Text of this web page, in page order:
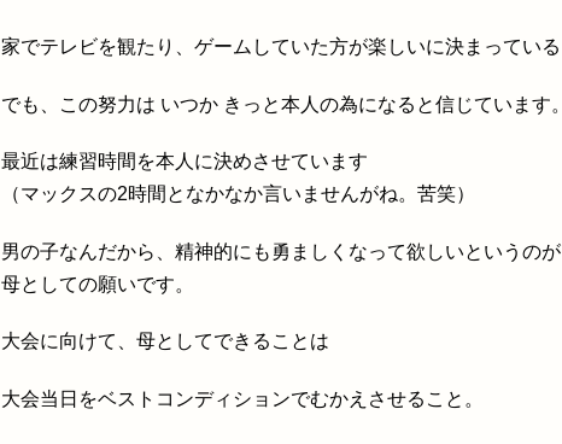
家でテレビを観たり、ゲームしていた方が楽しいに決まっている
でも、この努力は いつか きっと本人の為になると信じています。
最近は練習時間を本人に決めさせています
（マックスの2時間となかなか言いませんがね。苦笑）
男の子なんだから、精神的にも勇ましくなって欲しいというのが
母としての願いです。
大会に向けて、母としてできることは
大会当日をベストコンディションでむかえさせること。